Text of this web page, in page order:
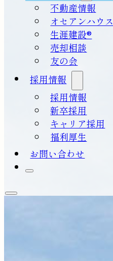
不動産情報
オセアンハウス
生涯建設®
売却相談
友の会
採用情報
採用情報
新卒採用
キャリア採用
福利厚生
お問い合わせ